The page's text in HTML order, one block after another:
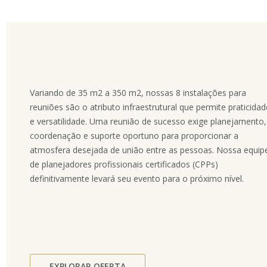
Variando de 35 m2 a 350 m2, nossas 8 instalações para
reuniões são o atributo infraestrutural que permite
e versatilidade. Uma reunião de sucesso exige planejamento,
coordenação e suporte oportuno para proporcionar a
atmosfera desejada de união entre as pessoas. Nossa
de planejadores profissionais certificados (CPPs)
definitivamente levará seu evento para o próximo nível.